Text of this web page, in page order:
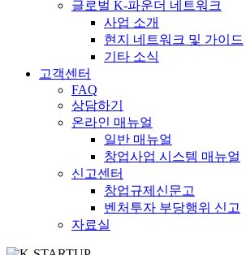
글로벌 K-파운더 네트워크
사업 소개
현지 네트워크 및 가이드
기타 소식
고객센터
FAQ
상담하기
온라인 매뉴얼
일반 매뉴얼
창업사업 시스템 매뉴얼
신고센터
창업규제신문고
벤처투자 부당행위 신고
자료실